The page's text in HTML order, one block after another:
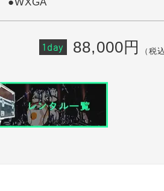
1day 88,000円 （税